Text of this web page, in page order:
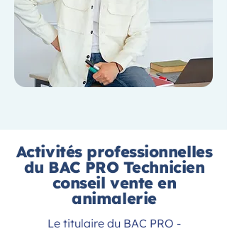
Activités professionnelles
du BAC PRO Technicien
conseil vente en
animalerie
Le titulaire du BAC PRO -